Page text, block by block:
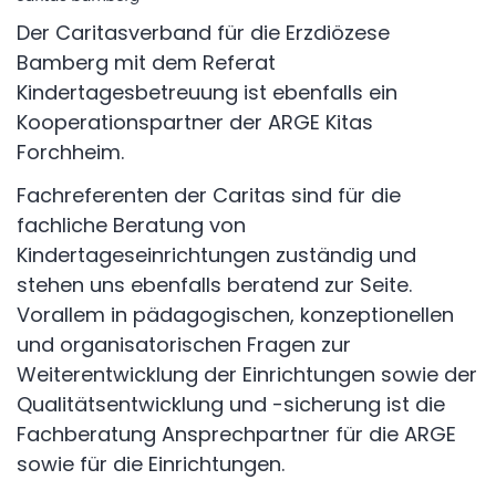
Der Caritasverband für die Erzdiözese
Bamberg mit dem Referat
Kindertagesbetreuung ist ebenfalls ein
Kooperationspartner der ARGE Kitas
Forchheim.
Fachreferenten der Caritas sind für die
fachliche Beratung von
Kindertageseinrichtungen zuständig und
stehen uns ebenfalls beratend zur Seite.
Vorallem in pädagogischen, konzeptionellen
und organisatorischen Fragen zur
Weiterentwicklung der Einrichtungen sowie der
Qualitätsentwicklung und -sicherung ist die
Fachberatung Ansprechpartner für die ARGE
sowie für die Einrichtungen.